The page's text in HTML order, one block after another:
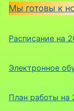
Мы готовы к
Расписание на
Электронное
План работы на